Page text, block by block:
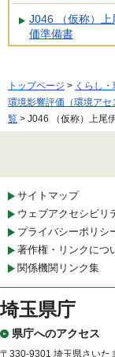
J046 （仮称）
価準備書
トップページ > くらし
環境影響評価（環境アセ
覧 > J046 （仮称）上尾
サイトマップ
ウェブアクセシビリ
プライバシーポリシ
著作権・リンクにつ
関係機関リンク集
埼玉県庁
県庁へのアクセス
〒330-9301 埼玉県さいた